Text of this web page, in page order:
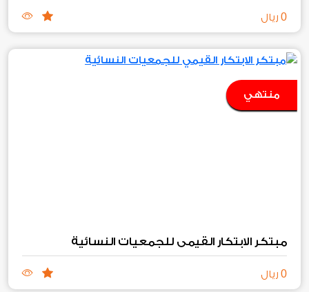
0 ريال
منتهي
مبتكر الابتكار القيمي للجمعيات النسائية
0 ريال